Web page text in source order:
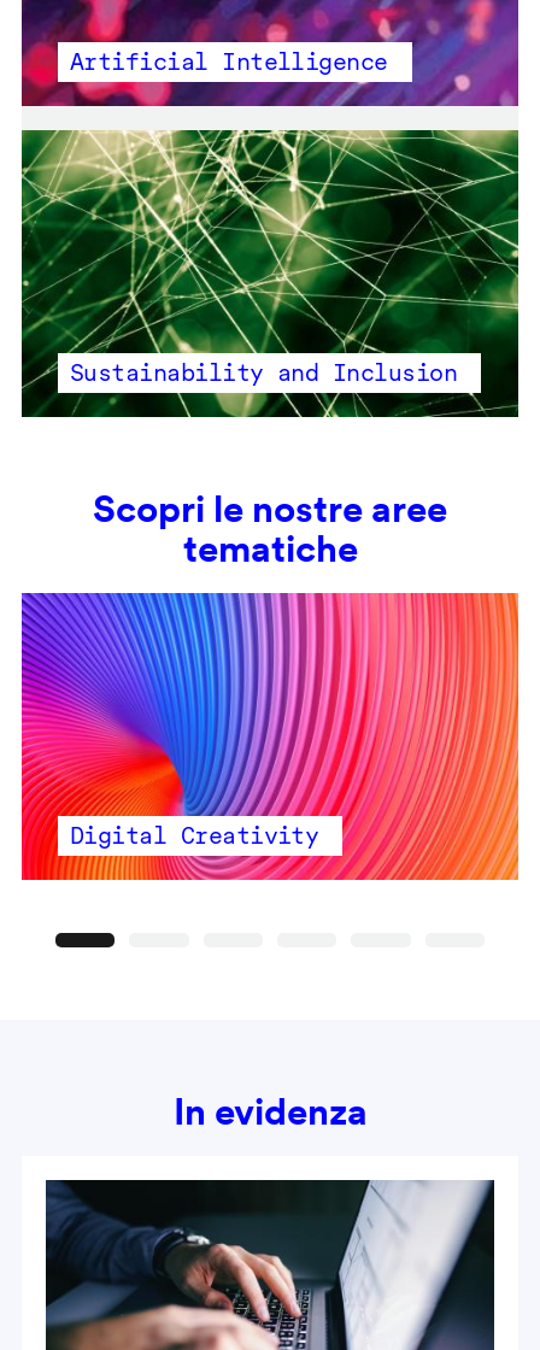
Artificial Intelligence
Sustainability and Inclusion
Scopri le nostre aree
tematiche
Digital Creativity
In evidenza